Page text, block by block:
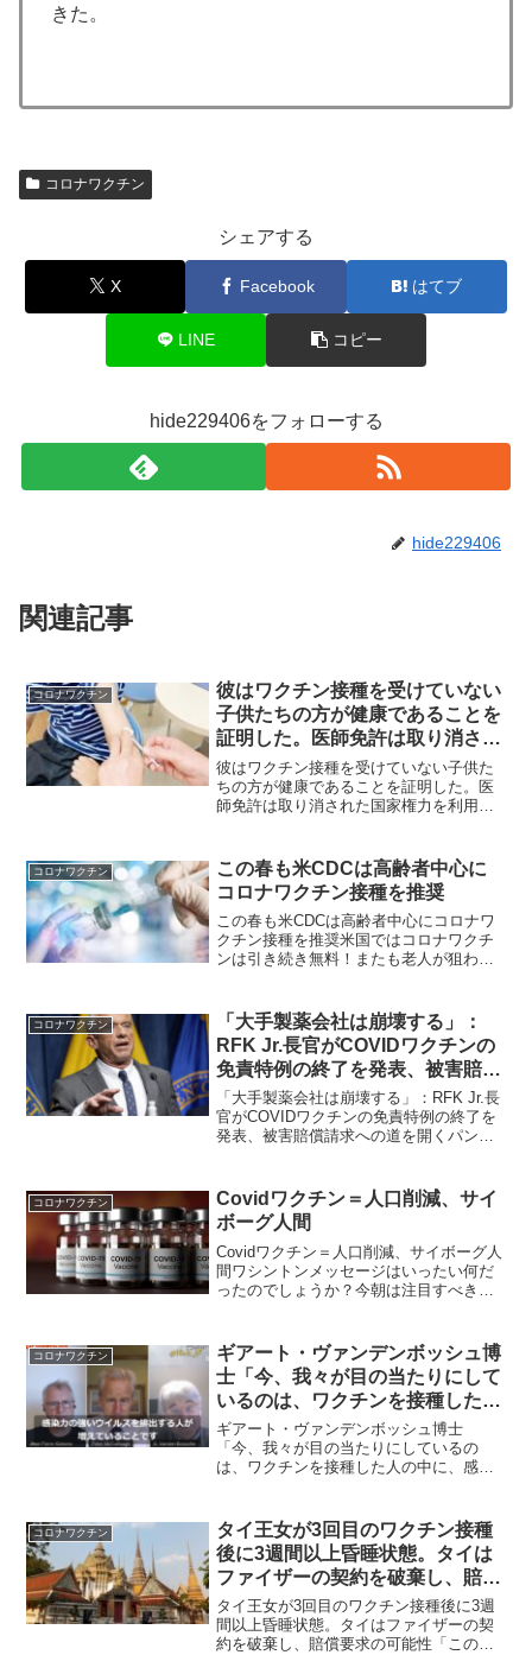
きた。
コロナワクチン
シェアする
X Facebook はてブ
LINE コピー
hide229406をフォローする
hide229406
関連記事
コロナワクチン
彼はワクチン接種を受けていない
子供たちの方が健康であることを
証明した。医師免許は取り消され
た
彼はワクチン接種を受けていない子供た
ちの方が健康であることを証明した。医
師免許は取り消された国家権力を利用し
ちの方が健康であることを証明した。医
師免許は取り消された。ポ...
コロナワクチン
この春も米CDCは高齢者中心に
コロナワクチン接種を推奨
この春も米CDCは高齢者中心にコロナワ
クチン接種を推奨米国ではコロナワクチ
ンは引き続き無料！またも老人が狙われ
疫不全者を中心に、新型コロナワクチン
接種を推奨する」と...
コロナワクチン
「大手製薬会社は崩壊する」：
RFK Jr.長官がCOVIDワクチンの
免責特例の終了を発表、被害賠償
請求への道を開く
「大手製薬会社は崩壊する」：RFK Jr.長
官がCOVIDワクチンの免責特例の終了を
発表、被害賠償請求への道を開くパンデ
チンに関連するとされる健康被害をめぐ
る訴訟に直面...
コロナワクチン
Covidワクチン＝人口削減、サイ
ボーグ人間
Covidワクチン＝人口削減、サイボーグ人
間ワシントンメッセージはいったい何だ
ったのでしょうか？今朝は注目すべき記
ご紹介させていただきます。一体、いつ
になったら毒ワクチ...
コロナワクチン
ギアート・ヴァンデンボッシュ博
士「今、我々が目の当たりにして
いるのは、ワクチンを接種した人
の中に、感染力の強いウイルスを
排出する人が増えていることで
す。
ギアート・ヴァンデンボッシュ博士
「今、我々が目の当たりにしているの
は、ワクチンを接種した人の中に、感染
真逆なのです。…我々はワクチン接種者
を無症候性のウイルス拡散者にし...
コロナワクチン
タイ王女が3回目のワクチン接種
後に3週間以上昏睡状態。タイは
ファイザーの契約を破棄し、賠償
要求の可能性
タイ王女が3回目のワクチン接種後に3週
間以上昏睡状態。タイはファイザーの契
約を破棄し、賠償要求の可能性「この契